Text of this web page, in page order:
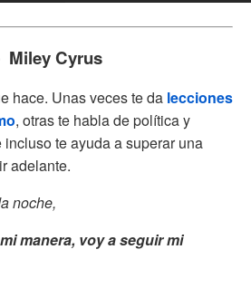
Miley Cyrus
hace. Unas veces te da lecciones
, otras te habla de política y
te ayuda a superar una
adelante.
noche,
manera, voy a seguir mi